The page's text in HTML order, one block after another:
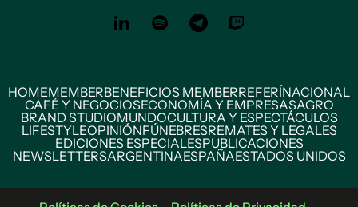
HOMEMEMBERBENEFICIOS MEMBERREFERÍNACIONAL
CAFÉ Y NEGOCIOSECONOMÍA Y EMPRESASAGRO
BRAND STUDIOMUNDOCULTURA Y ESPECTÁCULOS
LIFESTYLEOPINIÓNFÚNEBRESREMATES Y LEGALES
EDICIONES ESPECIALESPUBLICACIONES
NEWSLETTERSARGENTINAESPAÑAESTADOS UNIDOS